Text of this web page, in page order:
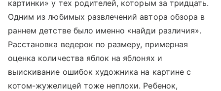
картинки» у тех родителей, которым за тридцать.
Одним из любимых развлечений автора обзора в
раннем детстве было именно «найди различия».
Расстановка ведерок по размеру, примерная
оценка количества яблок на яблонях и
выискивание ошибок художника на картине с
котом-жужелицей тоже неплохи. Ребенок,